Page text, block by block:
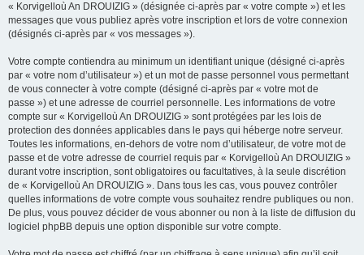
« Korvigelloù An DROUIZIG » (désignée ci-après par « votre compte ») et les
messages que vous publiez après votre inscription et lors de votre connexion
(désignés ci-après par « vos messages »).
Votre compte contiendra au minimum un identifiant unique (désigné ci-après
par « votre nom d’utilisateur ») et un mot de passe personnel vous permettant
de vous connecter à votre compte (désigné ci-après par « votre mot de
passe ») et une adresse de courriel personnelle. Les informations de votre
compte sur « Korvigelloù An DROUIZIG » sont protégées par les lois de
protection des données applicables dans le pays qui héberge notre serveur.
Toutes les informations, en-dehors de votre nom d’utilisateur, de votre mot de
passe et de votre adresse de courriel requis par « Korvigelloù An DROUIZIG »
durant votre inscription, sont obligatoires ou facultatives, à la seule discrétion
de « Korvigelloù An DROUIZIG ». Dans tous les cas, vous pouvez contrôler
quelles informations de votre compte vous souhaitez rendre publiques ou non.
De plus, vous pouvez décider de vous abonner ou non à la liste de diffusion du
logiciel phpBB depuis une option disponible sur votre compte.